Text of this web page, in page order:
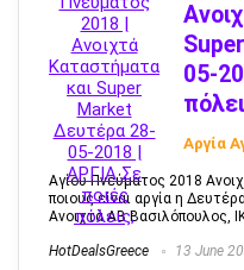
05-
Αργία
Αγίου Πνεύματος 2018
ποιους είναι αργία η
Ανοιχτά ΑΒ Βασιλόπουλος,
HotDealsGreece 13 June